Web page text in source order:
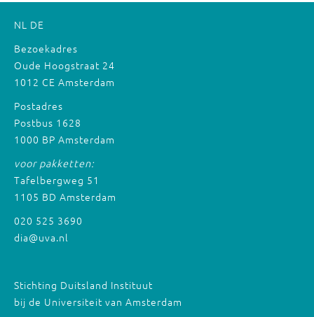
NL DE
Bezoekadres
Oude Hoogstraat 24
1012 CE Amsterdam
Postadres
Postbus 1628
1000 BP Amsterdam
voor pakketten:
Tafelbergweg 51
1105 BD Amsterdam
020 525 3690
dia@uva.nl
Stichting Duitsland Instituut
bij de Universiteit van Amsterdam